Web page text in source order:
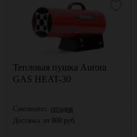
Тепловая пушка Aurora
GAS HEAT-30
Самовывоз: сегодня
Доставка: от 800 руб.